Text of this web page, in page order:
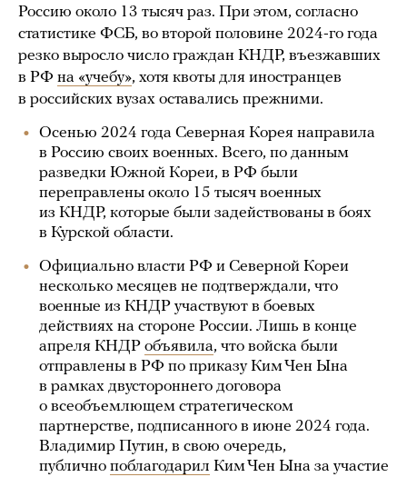
Россию около 13 тысяч раз. При этом, согласно
статистике ФСБ, во второй половине 2024-го года
резко выросло число граждан КНДР, въезжавших
в РФ на «учебу», хотя квоты для иностранцев
в российских вузах оставались прежними.
Осенью 2024 года Северная Корея направила
в Россию своих военных. Всего, по данным
разведки Южной Кореи, в РФ были
переправлены около 15 тысяч военных
из КНДР, которые были задействованы в боях
в Курской области.
Официально власти РФ и Северной Кореи
несколько месяцев не подтверждали, что
военные из КНДР участвуют в боевых
действиях на стороне России. Лишь в конце
апреля КНДР объявила, что войска были
отправлены в РФ по приказу Ким Чен Ына
в рамках двустороннего договора
о всеобъемлющем стратегическом
партнерстве, подписанного в июне 2024 года.
Владимир Путин, в свою очередь,
публично поблагодарил Ким Чен Ына за участие